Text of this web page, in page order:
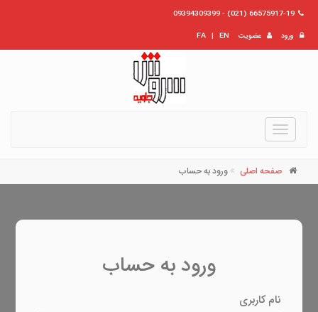
66575917-19 (021) - 09394309399
ورود
عضویت EN
|
FA
Toggle
navigation
صفحه اصلی ورود به حساب
ورود به حساب
نام کاربری